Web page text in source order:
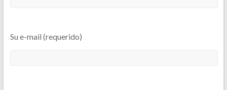
Su e-mail (requerido)